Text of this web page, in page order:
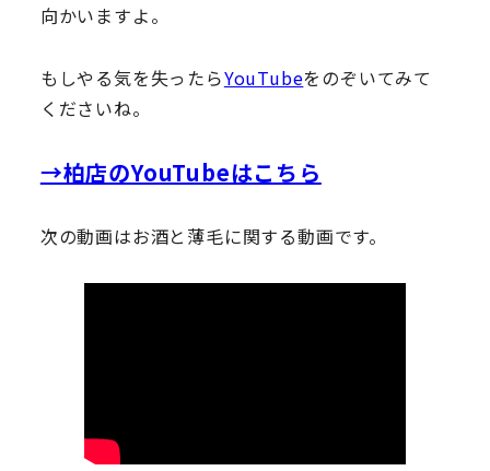
向かいますよ。
もしやる気を失ったらYouTubeをのぞいてみて
くださいね。
→柏店のYouTubeはこちら
次の動画はお酒と薄毛に関する動画です。